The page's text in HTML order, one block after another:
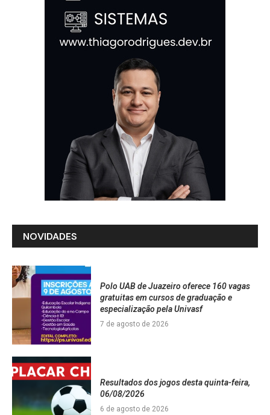
NOVIDADES
Polo UAB de Juazeiro oferece 160 vagas
gratuitas em cursos de graduação e
especialização pela Univasf
7 de agosto de 2026
Resultados dos jogos desta quinta-feira,
06/08/2026
6 de agosto de 2026